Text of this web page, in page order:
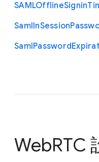
SAMLOfflineSignin
SamlInSession
SamlPassword
WebRTC